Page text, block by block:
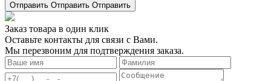
Отправить Отправить Отправить
Заказ товара в один клик
Оставьте контакты для связи с Вами.
Мы перезвоним для подтверждения заказа.